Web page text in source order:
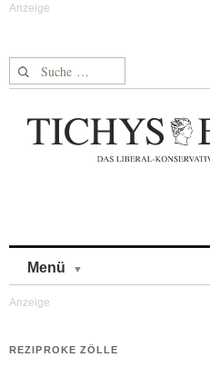
Suche nach:
Menü
REZIPROKE ZÖLLE